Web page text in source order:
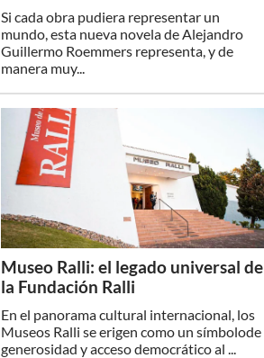
Si cada obra pudiera representar un
mundo, esta nueva novela de Alejandro
Guillermo Roemmers representa, y de
manera muy...
Museo Ralli: el legado universal de
la Fundación Ralli
En el panorama cultural internacional, los
Museos Ralli se erigen como un símbolode
generosidad y acceso democrático al ...